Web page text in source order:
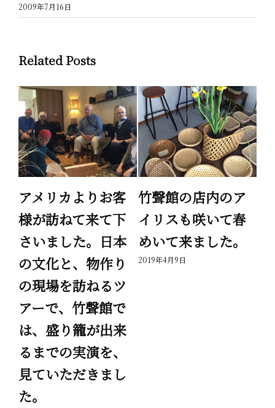
2009年7月16日
Related Posts
アメリカよりお客
様が訪ねて来て下
さいました。日本
の文化と、物作り
の現場を訪ねるツ
アーで、竹聲館で
は、盛り籠が出来
るまでの実演を、
見ていただきまし
た。
竹聲館の店内のア
イリスも咲いて春
めいて来ました。
2019年4月9日